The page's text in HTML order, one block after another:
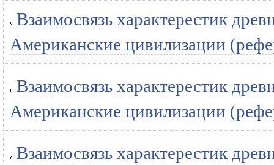
Взаимосвязь характерестик
Американские цивилизации
Взаимосвязь характерестик
Американские цивилизации
Взаимосвязь характерестик